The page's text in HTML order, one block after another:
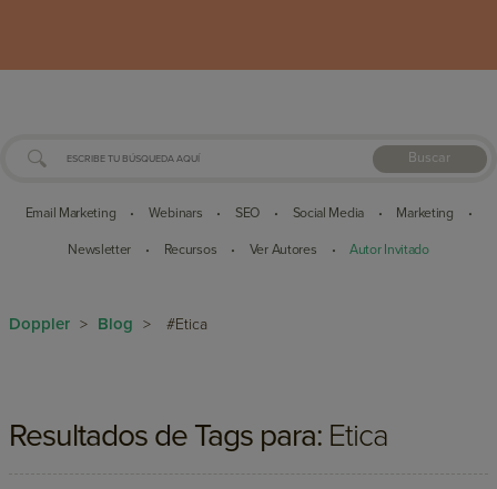
Buscar
Email Marketing • Webinars • SEO • Social Media • Marketing •
Newsletter • Recursos • Ver Autores • Autor Invitado
Doppler > Blog > #Etica
Resultados de Tags para: Etica